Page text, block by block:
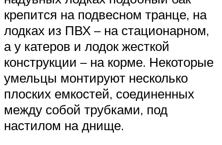
крепится на подвесном транце, на
лодках из ПВХ – на стационарном,
а у катеров и лодок жесткой
конструкции – на корме. Некоторые
умельцы монтируют несколько
плоских емкостей, соединенных
между собой трубками, под
настилом на днище.